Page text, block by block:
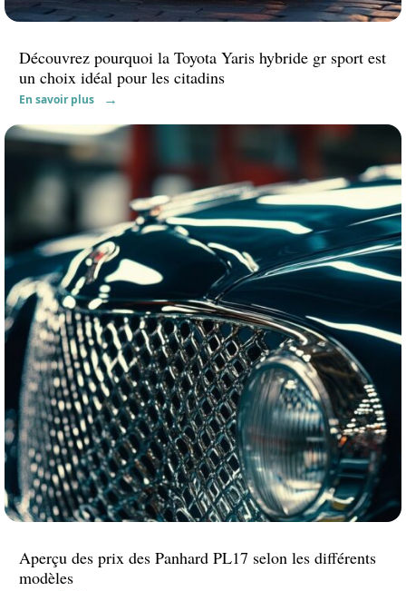
Découvrez pourquoi la Toyota Yaris hybride gr sport est
un choix idéal pour les citadins
En savoir plus
Aperçu des prix des Panhard PL17 selon les différents
modèles